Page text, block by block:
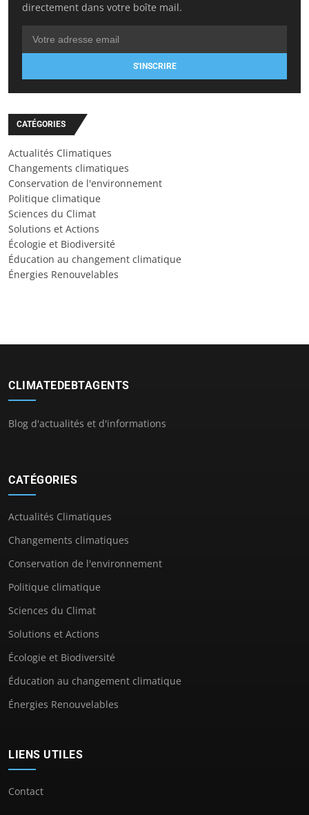
directement dans votre boîte mail.
S'INSCRIRE
CATÉGORIES
Actualités Climatiques
Changements climatiques
Conservation de l'environnement
Politique climatique
Sciences du Climat
Solutions et Actions
Écologie et Biodiversité
Éducation au changement climatique
Énergies Renouvelables
CLIMATEDEBTAGENTS
Blog d'actualités et d'informations
CATÉGORIES
Actualités Climatiques
Changements climatiques
Conservation de l'environnement
Politique climatique
Sciences du Climat
Solutions et Actions
Écologie et Biodiversité
Éducation au changement climatique
Énergies Renouvelables
LIENS UTILES
Contact